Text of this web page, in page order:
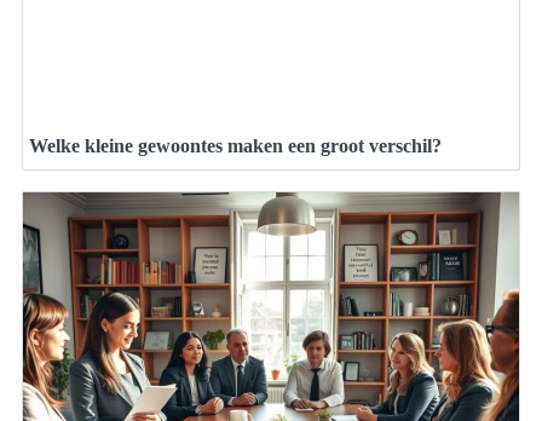
Welke kleine gewoontes maken een groot verschil?